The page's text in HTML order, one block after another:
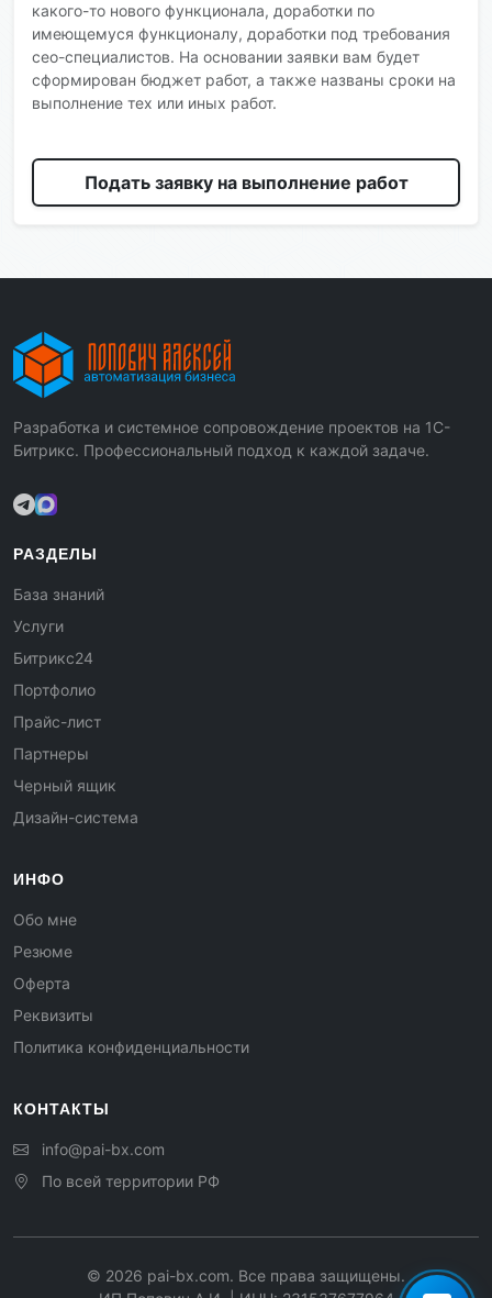
какого-то нового функционала, доработки по
имеющемуся функционалу, доработки под требования
сео-специалистов. На основании заявки вам будет
сформирован бюджет работ, а также названы сроки на
выполнение тех или иных работ.
Подать заявку на выполнение работ
Разработка и системное сопровождение проектов на 1С-
Битрикс. Профессиональный подход к каждой задаче.
РАЗДЕЛЫ
База знаний
Услуги
Битрикс24
Портфолио
Прайс-лист
Партнеры
Черный ящик
Дизайн-система
ИНФО
Обо мне
Резюме
Оферта
Реквизиты
Политика конфиденциальности
КОНТАКТЫ
info@pai-bx.com
По всей территории РФ
© 2026 pai-bx.com. Все права защищены.